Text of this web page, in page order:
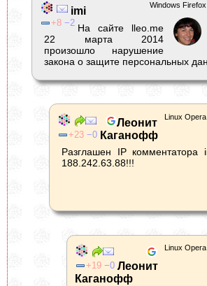
Windows Firefox
8 2
imi
На сайте lleo.me
22 марта 2014
произошло нарушение
закона о защите персональных
Linux Opera
23 0
Леонит
Каганофф
Разглашен IP комментатора
188.242.63.88!!!
Linux Opera
19 0 Леонит
Каганофф